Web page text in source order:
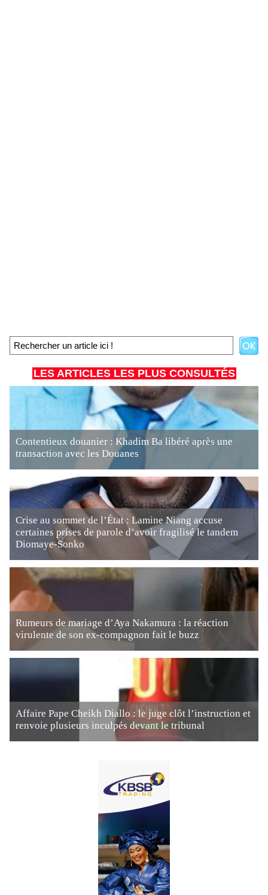
LES ARTICLES LES PLUS CONSULTÉS
Contentieux douanier : Khadim Ba libéré après une
transaction avec les Douanes
Crise au sommet de l’État : Lamine Niang accuse
certaines prises de parole d’avoir fragilisé le tandem
Diomaye-Sonko
Rumeurs de mariage d’Aya Nakamura : la réaction
virulente de son ex-compagnon fait le buzz
Affaire Pape Cheikh Diallo : le juge clôt l’instruction et
renvoie plusieurs inculpés devant le tribunal